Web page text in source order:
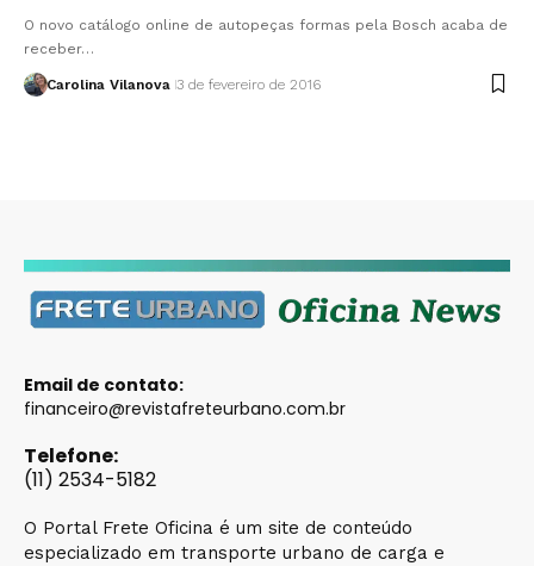
O novo catálogo online de autopeças formas pela Bosch acaba de
receber…
Carolina Vilanova 3 de fevereiro de 2016
Email de contato:
financeiro@revistafreteurbano.com.br
Telefone:
(11) 2534-5182
O Portal Frete Oficina é um site de conteúdo
especializado em transporte urbano de carga e